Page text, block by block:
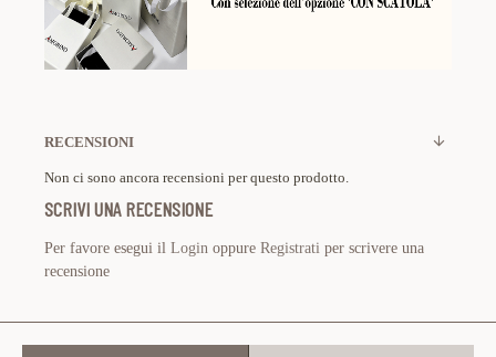
RECENSIONI
Non ci sono ancora recensioni per questo prodotto.
SCRIVI UNA RECENSIONE
Per favore esegui il Login oppure Registrati per scrivere una
recensione